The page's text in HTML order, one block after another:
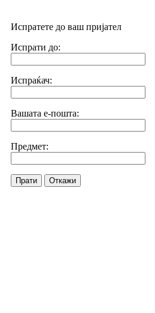
Испратете до ваш пријател
Испрати до:
Испраќач:
Вашата е-пошта:
Предмет:
Прати Откажи